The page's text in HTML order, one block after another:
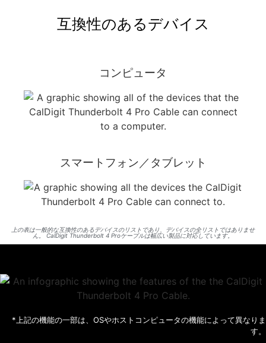
互換性のあるデバイス
スマートフォン／タブレット
コンピュータ
上の表は一般的な互換性のあるデバイスのリストであり、デバイスの全リストではありませ
ん。 CalDigit Thunderbolt 4 Proケーブルは幅広い製品に対応しています。
*上記の機能の一部は、OSやホストコンピュータの機能によって異なりま
す。